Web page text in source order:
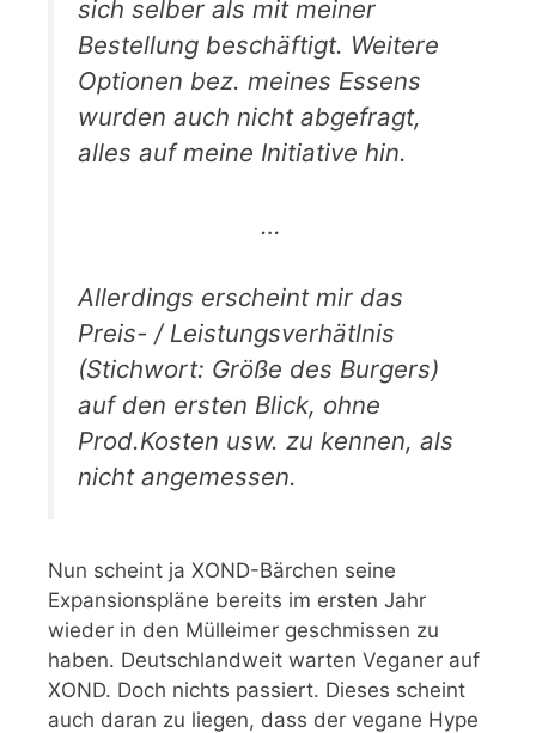
sich selber als mit meiner
Bestellung beschäftigt. Weitere
Optionen bez. meines Essens
wurden auch nicht abgefragt,
alles auf meine Initiative hin.
…
Allerdings erscheint mir das
Preis- / Leistungsverhätlnis
(Stichwort: Größe des Burgers)
auf den ersten Blick, ohne
Prod.Kosten usw. zu kennen, als
nicht angemessen.
Nun scheint ja XOND-Bärchen seine
Expansionspläne bereits im ersten Jahr
wieder in den Mülleimer geschmissen zu
haben. Deutschlandweit warten Veganer auf
XOND. Doch nichts passiert. Dieses scheint
auch daran zu liegen, dass der vegane Hype